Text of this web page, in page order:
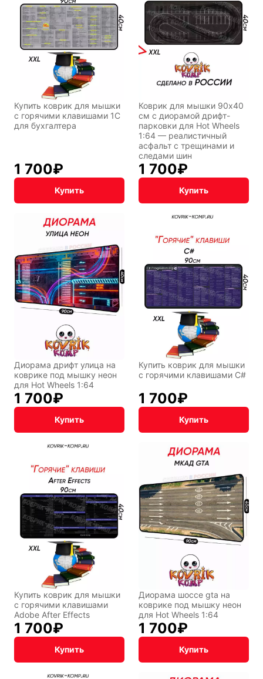
Купить коврик для мышки
с горячими клавишами 1С
для бухгалтера
1 700₽
Купить
Коврик для мышки 90x40
см с диорамой дрифт-
парковки для Hot Wheels
1:64 — реалистичный
асфальт с трещинами и
следами шин
1 700₽
Купить
Диорама дрифт улица на
коврике под мышку неон
для Hot Wheels 1:64
1 700₽
Купить
Купить коврик для мышки
с горячими клавишами C#
1 700₽
Купить
Купить коврик для мышки
с горячими клавишами
Adobe After Effects
1 700₽
Купить
Диорама шоссе gta на
коврике под мышку неон
для Hot Wheels 1:64
1 700₽
Купить
Восточный
стиль
Кудряшка
INariArt
CHERVONNYI
BadStory
СССР
Транспорт Абстракция
Фентези Космос
Мистика Дарк NET
Подарочная
упаковка
Текущий:Колумбус